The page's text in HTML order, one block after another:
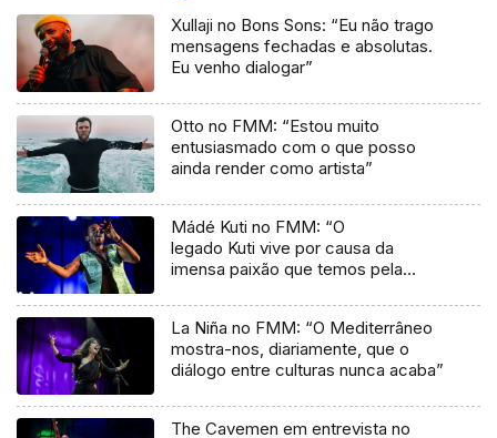
Xullaji no Bons Sons: “Eu não trago
mensagens fechadas e absolutas.
Eu venho dialogar”
Otto no FMM: “Estou muito
entusiasmado com o que posso
ainda render como artista”
Mádé Kuti no FMM: “O
legado Kuti vive por causa da
imensa paixão que temos pela
La Niña no FMM: “O Mediterrâneo
mostra-nos, diariamente, que o
diálogo entre culturas nunca acaba”
The Cavemen em entrevista no